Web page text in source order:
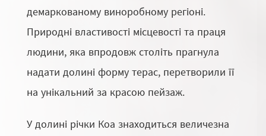
демаркованому виноробному регіоні.
Природні властивості місцевості та праця
людини, яка впродовж століть прагнула
надати долині форму терас, перетворили її
на унікальний за красою пейзаж.
У долині річки Коа знаходиться величезна